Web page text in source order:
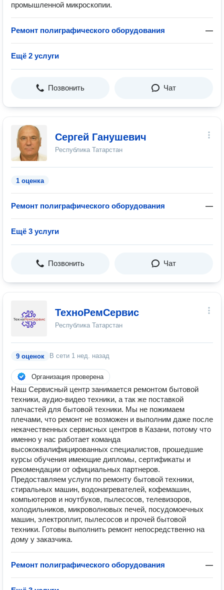
промышленной микроскопии.
Ремонт полиграфического оборудования —
Ещё 2 услуги
Позвонить Чат
Сергей Ганушевич
Республика Татарстан
1 оценка
Ремонт полиграфического оборудования —
Ещё 3 услуги
Позвонить Чат
ТехноРемСервис
Республика Татарстан
9 оценок В сети 1 нед. назад
Организация проверена
Наш Сервисный центр занимается ремонтом бытовой
техники, аудио-видео техники, а так же поставкой
запчастей для бытовой техники. Мы не пожимаем
плечами, что ремонт не возможен и выполним даже после
некачественных сервисных центров в Казани, потому что
именно у нас работает команда
высококвалифицированных специалистов, прошедшие
курсы обучения имеющие дипломы, сертификаты и
рекомендации от официальных партнеров.
Предоставляем услуги по ремонту бытовой техники,
стиральных машин, водонагревателей, кофемашин,
компьютеров и ноутбуков, пылесосов, телевизоров,
холодильников, микроволновых печей, посудомоечных
машин, электроплит, пылесосов и прочей бытовой
техники. Готовы выполнить ремонт непосредственно на
дому у заказчика.
Ремонт полиграфического оборудования —